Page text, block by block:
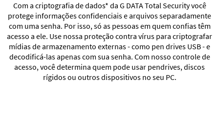
Com a criptografia de dados* da G DATA Total Security você
protege informações confidenciais e arquivos separadamente
com uma senha. Por isso, só as pessoas em quem confias têm
acesso a ele. Use nossa proteção contra vírus para criptografar
mídias de armazenamento externas - como pen drives USB - e
decodificá-las apenas com sua senha. Com nosso controle de
acesso, você determina quem pode usar pendrives, discos
rígidos ou outros dispositivos no seu PC.